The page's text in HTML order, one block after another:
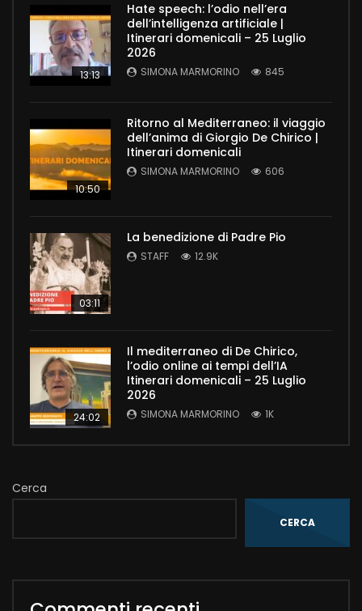
13:13
Hate speech: l’odio nell’era
dell’intelligenza artificiale |
Itinerari domenicali – 25 Luglio
2026
SIMONA MARMORINO 845
10:50
Ritorno al Mediterraneo: il viaggio
dell’anima di Giorgio De Chirico |
Itinerari domenicali
SIMONA MARMORINO 606
03:11
La benedizione di Padre Pio
STAFF 12.9K
24:02
Il mediterraneo di De Chirico,
l’odio online ai tempi dell’IA
Itinerari domenicali – 25 Luglio
2026
SIMONA MARMORINO 1K
Cerca
CERCA